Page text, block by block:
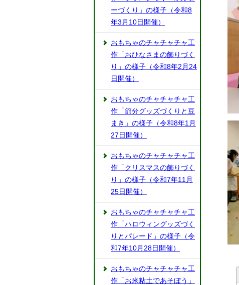
ーづくり」の様子（令和8
年3月10日開催）
おもちゃのチャチャチャ工
作「おひなさまの飾りづく
り」の様子（令和8年2月24
日開催）
おもちゃのチャチャチャ工
作「節分グッズづくりと豆
まき」の様子（令和8年1月
27日開催）
おもちゃのチャチャチャ工
作「クリスマスの飾りづく
り」の様子（令和7年11月
25日開催）
おもちゃのチャチャチャ工
作「ハロウィングッズづく
りとパレード」の様子（令
和7年10月28日開催）
おもちゃのチャチャチャ工
作「お米粘土であそぼう」